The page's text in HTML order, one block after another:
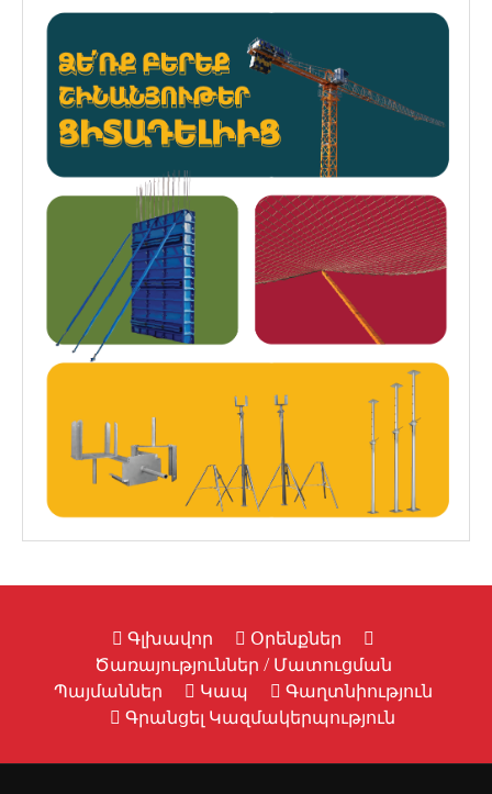
Գլխավոր
Օրենքներ
Ծառայություններ / Մատուցման
Պայմաններ
Կապ
Գաղտնիություն
Գրանցել Կազմակերպություն